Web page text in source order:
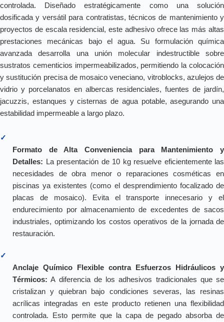
controlada. Diseñado estratégicamente como una solución
dosificada y versátil para contratistas, técnicos de mantenimiento y
proyectos de escala residencial, este adhesivo ofrece las más altas
prestaciones mecánicas bajo el agua. Su formulación química
avanzada desarrolla una unión molecular indestructible sobre
sustratos cementicios impermeabilizados, permitiendo la colocación
y sustitución precisa de mosaico veneciano, vitroblocks, azulejos de
vidrio y porcelanatos en albercas residenciales, fuentes de jardín,
jacuzzis, estanques y cisternas de agua potable, asegurando una
estabilidad impermeable a largo plazo.
✓
Formato de Alta Conveniencia para Mantenimiento y
Detalles: La presentación de 10 kg resuelve eficientemente las
necesidades de obra menor o reparaciones cosméticas en
piscinas ya existentes (como el desprendimiento focalizado de
placas de mosaico). Evita el transporte innecesario y el
endurecimiento por almacenamiento de excedentes de sacos
industriales, optimizando los costos operativos de la jornada de
restauración.
✓
Anclaje Químico Flexible contra Esfuerzos Hidráulicos y
Térmicos: A diferencia de los adhesivos tradicionales que se
cristalizan y quiebran bajo condiciones severas, las resinas
acrílicas integradas en este producto retienen una flexibilidad
controlada. Esto permite que la capa de pegado absorba de